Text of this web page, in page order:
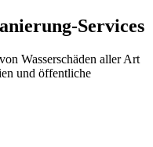
Services
Wasserschäden aller Art
und öffentliche